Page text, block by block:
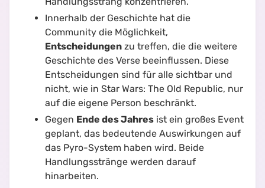
Innerhalb der Geschichte hat die
Community die Möglichkeit,
Entscheidungen zu treffen, die die weitere
Geschichte des Verse beeinflussen. Diese
Entscheidungen sind für alle sichtbar und
nicht, wie in Star Wars: The Old Republic, nur
auf die eigene Person beschränkt.
Gegen Ende des Jahres ist ein großes Event
geplant, das bedeutende Auswirkungen auf
das Pyro-System haben wird. Beide
Handlungsstränge werden darauf
hinarbeiten.